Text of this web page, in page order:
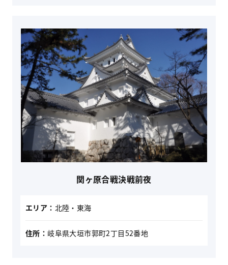
関ヶ原合戦決戦前夜
エリア： 北陸・東海
住所： 岐阜県大垣市郭町2丁目52番地